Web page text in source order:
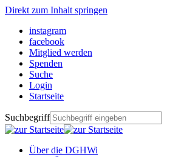
Direkt zum Inhalt springen
instagram
facebook
Mitglied werden
Spenden
Suche
Login
Startseite
Suchbegriff
Über die DGHWi